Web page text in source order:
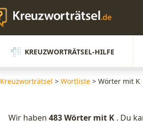
KREUZWORTRÄTSEL-HILFE
Kreuzworträtsel > Wortliste > Wörter mit K
Wir haben 483 Wörter mit K . Du